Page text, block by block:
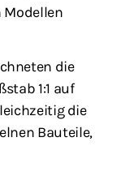
Modellen
die
1:1 auf
die
Bauteile,